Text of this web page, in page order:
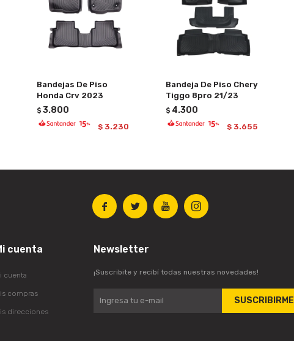
Bandejas De Piso
Honda Crv 2023
$ 3.800
$ 3.230
Bandeja De Piso Chery
Tiggo 8pro 21/23
$ 4.300
$ 3.655
   
cuenta
cuenta
compras
direcciones
Newsletter
¡Suscribite y recibí todas nuestras novedades!
SUSCRIBIRME